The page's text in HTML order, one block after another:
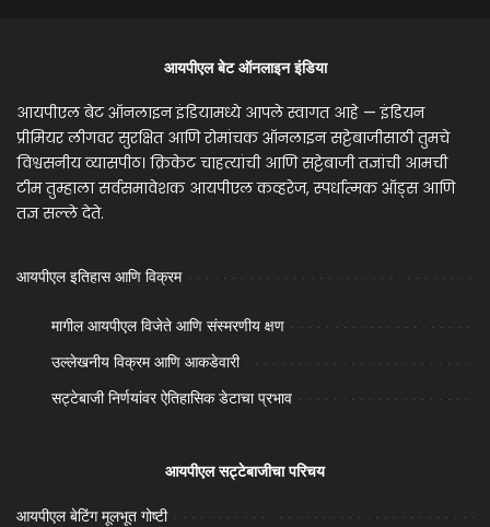
आयपीएल बेट ऑनलाइन इंडिया
आयपीएल बेट ऑनलाइन इंडियामध्ये आपले स्वागत आहे — इंडियन
प्रीमियर लीगवर सुरक्षित आणि रोमांचक ऑनलाइन सट्टेबाजीसाठी तुमचे
विश्वसनीय व्यासपीठ। क्रिकेट चाहत्यांची आणि सट्टेबाजी तज्ञांची आमची
टीम तुम्हाला सर्वसमावेशक आयपीएल कव्हरेज, स्पर्धात्मक ऑड्स आणि
तज्ञ सल्ले देते.
आयपीएल इतिहास आणि विक्रम
मागील आयपीएल विजेते आणि संस्मरणीय क्षण
उल्लेखनीय विक्रम आणि आकडेवारी
सट्टेबाजी निर्णयांवर ऐतिहासिक डेटाचा प्रभाव
आयपीएल सट्टेबाजीचा परिचय
आयपीएल बेटिंग मूलभूत गोष्टी